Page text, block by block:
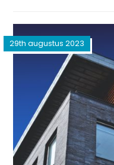
29th augustus 2023